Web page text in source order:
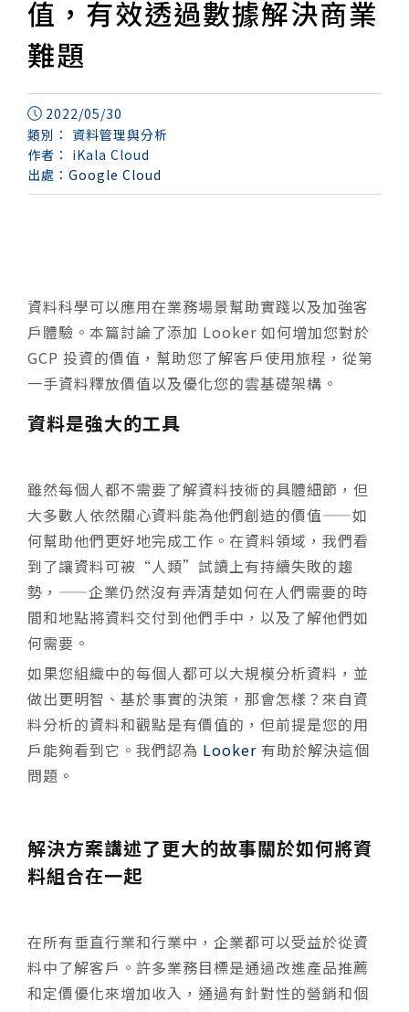
值，有效透過數據解決商業
難題
2022/05/30
類別： 資料管理與分析
作者： iKala Cloud
出處： Google Cloud
資料科學可以應用在業務場景幫助實踐以及加強客
戶體驗。本篇討論了添加 Looker 如何增加您對於
GCP 投資的價值，幫助您了解客戶使用旅程，從第
一手資料釋放價值以及優化您的雲基礎架構。
資料是強大的工具
雖然每個人都不需要了解資料技術的具體細節，但
大多數人依然關心資料能為他們創造的價值——如
何幫助他們更好地完成工作。在資料領域，我們看
到了讓資料可被“人類”試讀上有持續失敗的趨
勢，——企業仍然沒有弄清楚如何在人們需要的時
間和地點將資料交付到他們手中，以及了解他們如
何需要。
如果您組織中的每個人都可以大規模分析資料，並
做出更明智、基於事實的決策，那會怎樣？來自資
料分析的資料和觀點是有價值的，但前提是您的用
戶能夠看到它。我們認為 Looker 有助於解決這個
問題。
解決方案講述了更大的故事關於如何將資
料組合在一起
在所有垂直行業和行業中，企業都可以受益於從資
料中了解客戶。許多業務目標是通過改進產品推薦
和定價優化來增加收入，通過有針對性的營銷和個